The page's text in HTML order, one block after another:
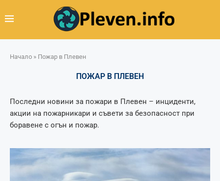
Начало » Пожар в Плевен
ПОЖАР В ПЛЕВЕН
Последни новини за пожари в Плевен – инциденти,
акции на пожарникари и съвети за безопасност при
боравене с огън и пожар.